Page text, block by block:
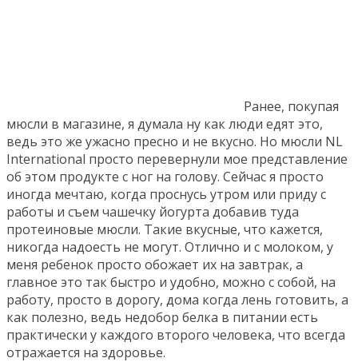
Ранее, покупая
мюсли в магазине, я думала ну как люди едят это,
ведь это же ужасно пресно и не вкусно. Но мюсли NL
International просто перевернули мое представление
об этом продукте с ног на голову. Сейчас я просто
иногда мечтаю, когда проснусь утром или приду с
работы и съем чашечку йогурта добавив туда
протеиновые мюсли. Такие вкусные, что кажется,
никогда надоесть не могут. Отлично и с молоком, у
меня ребенок просто обожает их на завтрак, а
главное это так быстро и удобно, можно с собой, на
работу, просто в дорогу, дома когда лень готовить, а
как полезно, ведь недобор белка в питании есть
практически у каждого второго человека, что всегда
отражается на здоровье.